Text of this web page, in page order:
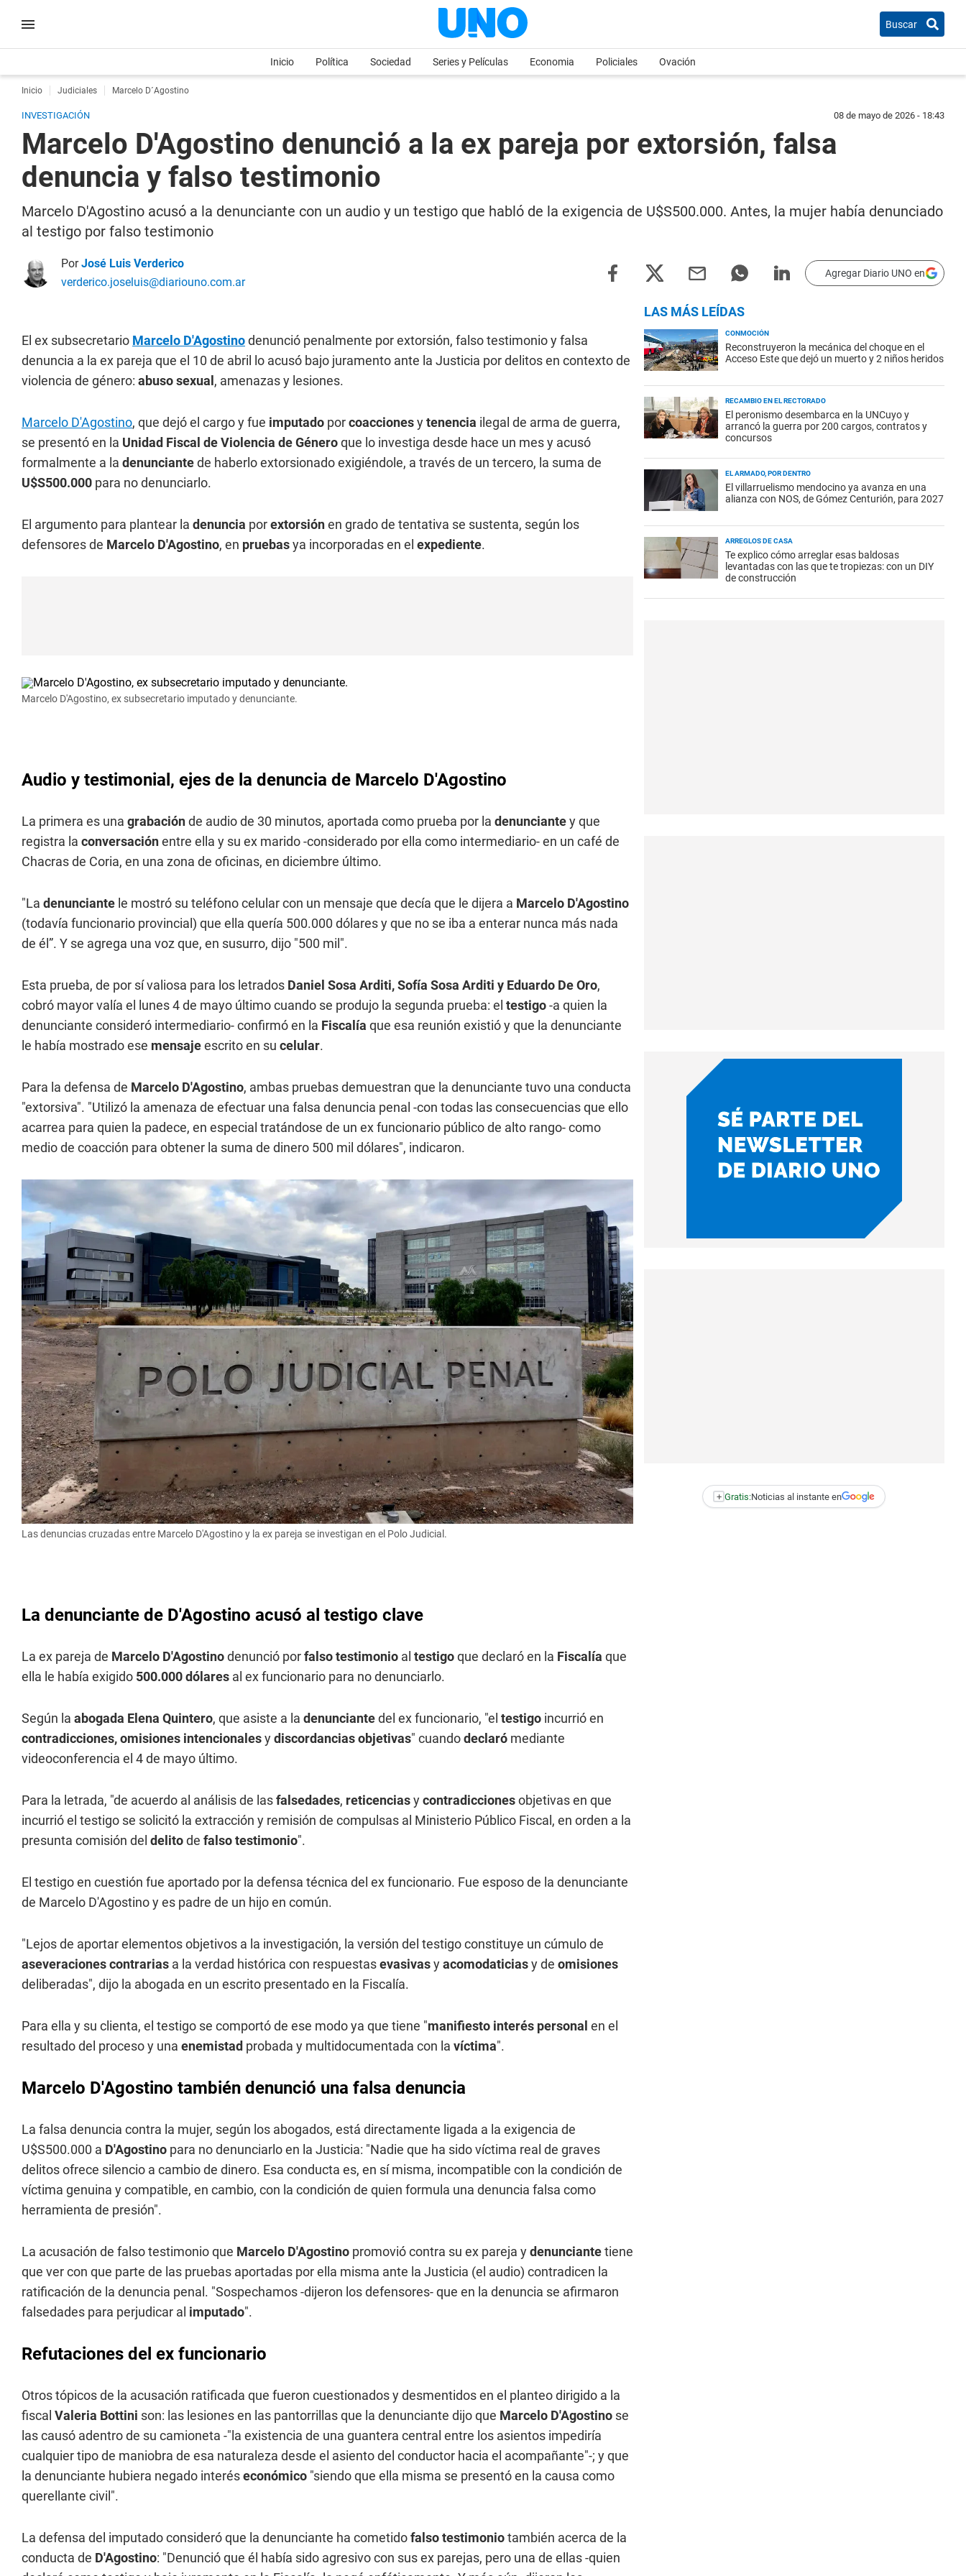
Buscar
Inicio Política Sociedad Series y Películas Economia Policiales Ovación
Inicio Judiciales Marcelo D´Agostino
INVESTIGACIÓN 08 de mayo de 2026 - 18:43
Marcelo D'Agostino denunció a la ex pareja por extorsión, falsa
denuncia y falso testimonio
Marcelo D'Agostino acusó a la denunciante con un audio y un testigo que habló de la exigencia de U$S500.000. Antes, la mujer había denunciado
al testigo por falso testimonio
PorJosé Luis Verderico
verderico.joseluis@diariouno.com.ar
Agregar Diario UNO en
El ex subsecretario Marcelo D'Agostinodenunció penalmente por extorsión, falso testimonio y falsa
denuncia a la ex pareja que el 10 de abril lo acusó bajo juramento ante la Justicia por delitos en contexto de
violencia de género: abuso sexual , amenazas y lesiones.
Marcelo D'Agostino, que dejó el cargo y fue imputado porcoaccionesytenencia ilegal de arma de guerra,
se presentó en la Unidad Fiscal de Violencia de Géneroque lo investiga desde hace un mes y acusó
formalmente a la denunciantede haberlo extorsionado exigiéndole, a través de un tercero, la suma de
U$S500.000 para no denunciarlo.
El argumento para plantear la denuncia porextorsiónen grado de tentativa se sustenta, según los
defensores de Marcelo D'Agostino, en pruebasya incorporadas en el expediente.
Marcelo D'Agostino, ex subsecretario imputado y denunciante.
Audio y testimonial, ejes de la denuncia de Marcelo D'Agostino
La primera es una grabaciónde audio de 30 minutos, aportada como prueba por la denunciantey que
registra la conversaciónentre ella y su ex marido -considerado por ella como intermediario- en un café de
Chacras de Coria, en una zona de oficinas, en diciembre último.
"La denunciante le mostró su teléfono celular con un mensaje que decía que le dijera a Marcelo D'Agostino
(todavía funcionario provincial) que ella quería 500.000 dólares y que no se iba a enterar nunca más nada
de él”. Y se agrega una voz que, en susurro, dijo "500 mil".
Esta prueba, de por sí valiosa para los letrados Daniel Sosa Arditi, Sofía Sosa Arditi y Eduardo De Oro,
cobró mayor valía el lunes 4 de mayo último cuando se produjo la segunda prueba: el testigo-a quien la
denunciante consideró intermediario- confirmó en la Fiscalía que esa reunión existió y que la denunciante
le había mostrado ese mensajeescrito en su celular.
Para la defensa de Marcelo D'Agostino, ambas pruebas demuestran que la denunciante tuvo una conducta
"extorsiva". "Utilizó la amenaza de efectuar una falsa denuncia penal -con todas las consecuencias que ello
acarrea para quien la padece, en especial tratándose de un ex funcionario público de alto rango- como
medio de coacción para obtener la suma de dinero 500 mil dólares", indicaron.
Las denuncias cruzadas entre Marcelo D'Agostino y la ex pareja se investigan en el Polo Judicial.
La denunciante de D'Agostino acusó al testigo clave
La ex pareja de Marcelo D'Agostinodenunció porfalso testimonio al testigoque declaró en la Fiscalía que
ella le había exigido 500.000 dólares al ex funcionario para no denunciarlo.
Según la abogada Elena Quintero, que asiste a la denunciantedel ex funcionario, "el testigo incurrió en
contradicciones, omisiones intencionalesydiscordancias objetivas" cuandodeclaró mediante
videoconferencia el 4 de mayo último.
Para la letrada, "de acuerdo al análisis de lasfalsedades, reticenciasycontradiccionesobjetivas en que
incurrió el testigo se solicitó la extracción y remisión de compulsas al Ministerio Público Fiscal, en orden a la
presunta comisión del delitode falso testimonio".
El testigo en cuestión fue aportado por la defensa técnica del ex funcionario. Fue esposo de la denunciante
de Marcelo D'Agostino y es padre de un hijo en común.
"Lejos de aportar elementos objetivos a la investigación, la versión del testigo constituye un cúmulo de
aseveraciones contrarias a la verdad histórica con respuestasevasivasyacomodaticiasy de omisiones
deliberadas", dijo la abogada en un escrito presentado en la Fiscalía.
Para ella y su clienta, el testigo se comportó de ese modo ya que tiene "manifiesto interés personal en el
resultado del proceso y una enemistad probada y multidocumentada con la víctima".
Marcelo D'Agostino también denunció una falsa denuncia
La falsa denuncia contra la mujer, según los abogados, está directamente ligada a la exigencia de
U$S500.000 a D'Agostino para no denunciarlo en la Justicia: "Nadie que ha sido víctima real de graves
delitos ofrece silencio a cambio de dinero. Esa conducta es, en sí misma, incompatible con la condición de
víctima genuina y compatible, en cambio, con la condición de quien formula una denuncia falsa como
herramienta de presión".
La acusación de falso testimonio que Marcelo D'Agostino promovió contra su ex pareja ydenunciantetiene
que ver con que parte de las pruebas aportadas por ella misma ante la Justicia (el audio) contradicen la
ratificación de la denuncia penal. "Sospechamos -dijeron los defensores- que en la denuncia se afirmaron
falsedades para perjudicar al imputado".
Refutaciones del ex funcionario
Otros tópicos de la acusación ratificada que fueron cuestionados y desmentidos en el planteo dirigido a la
fiscal Valeria Bottini son: las lesiones en las pantorrillas que la denunciante dijo que Marcelo D'Agostino se
las causó adentro de su camioneta -"la existencia de una guantera central entre los asientos impediría
cualquier tipo de maniobra de esa naturaleza desde el asiento del conductor hacia el acompañante"-; y que
la denunciante hubiera negado interéseconómico "siendo que ella misma se presentó en la causa como
querellante civil".
La defensa del imputado consideró que la denunciante ha cometidofalso testimoniotambién acerca de la
conducta de D'Agostino: "Denunció que él había sido agresivo con sus ex parejas, pero una de ellas -quien
LAS MÁS LEÍDAS
CONMOCIÓN
Reconstruyeron la mecánica del choque en el
Acceso Este que dejó un muerto y 2 niños heridos
RECAMBIO EN EL RECTORADO
El peronismo desembarca en la UNCuyo y
arrancó la guerra por 200 cargos, contratos y
concursos
EL ARMADO, POR DENTRO
El villarruelismo mendocino ya avanza en una
alianza con NOS, de Gómez Centurión, para 2027
ARREGLOS DE CASA
Te explico cómo arreglar esas baldosas
levantadas con las que te tropiezas: con un DIY
de construcción
+ Gratis:Noticias al instante en